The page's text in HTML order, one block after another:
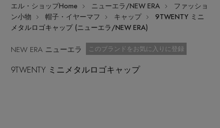
ITEMS
新着アイテム
ログイン
はじめてご利用の方
新規会員登録
SEE RESULTS
エル・ショップHome ニューエラ/NEW ERA
ファッショ
ン小物
帽子・イヤーマフ キャップ
9TWENTY ミニ
メタルロゴキャップ (ニューエラ/NEW ERA)
NEW ERA ニューエラ お気に入り済
このブランドをお気に入りに登録
9TWENTY ミニメタルロゴキャップ